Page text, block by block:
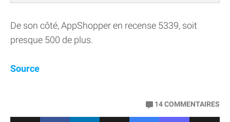
De son côté, AppShopper en recense 5339, soit
presque 500 de plus.
Source
14COMMENTAIRES